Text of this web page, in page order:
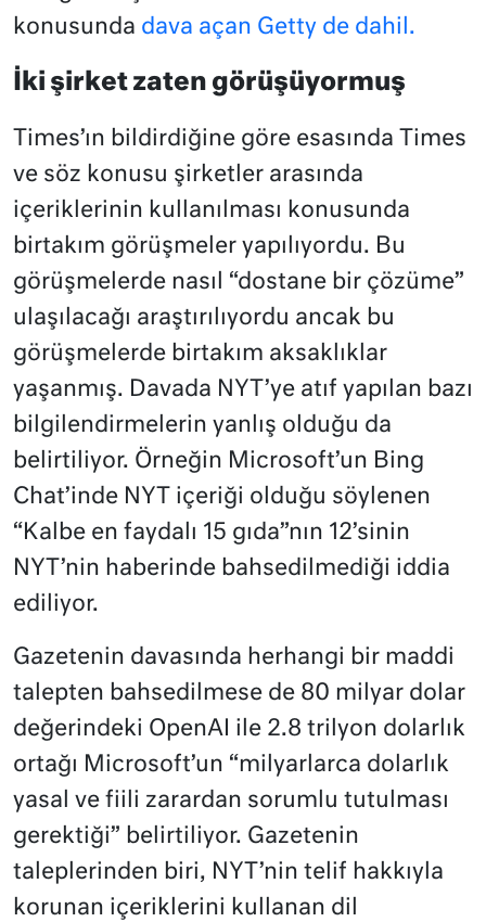
konusunda dava açan Getty de dahil.
İki şirket zaten görüşüyormuş
Times’ın bildirdiğine göre esasında Times
ve söz konusu şirketler arasında
içeriklerinin kullanılması konusunda
birtakım görüşmeler yapılıyordu. Bu
görüşmelerde nasıl “dostane bir çözüme”
ulaşılacağı araştırılıyordu ancak bu
görüşmelerde birtakım aksaklıklar
yaşanmış. Davada NYT’ye atıf yapılan bazı
bilgilendirmelerin yanlış olduğu da
belirtiliyor. Örneğin Microsoft’un Bing
Chat’inde NYT içeriği olduğu söylenen
“Kalbe en faydalı 15 gıda”nın 12’sinin
NYT’nin haberinde bahsedilmediği iddia
ediliyor.
Gazetenin davasında herhangi bir maddi
talepten bahsedilmese de 80 milyar dolar
değerindeki OpenAI ile 2.8 trilyon dolarlık
ortağı Microsoft’un “milyarlarca dolarlık
yasal ve fiili zarardan sorumlu tutulması
gerektiği” belirtiliyor. Gazetenin
taleplerinden biri, NYT’nin telif hakkıyla
korunan içeriklerini kullanan dil